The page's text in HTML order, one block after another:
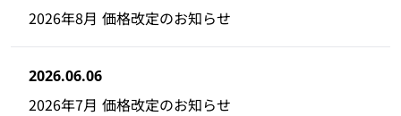
2026年8月 価格改定のお知らせ
2026.06.06
2026年7月 価格改定のお知らせ